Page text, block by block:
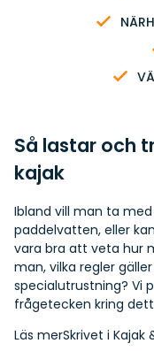
Så lastar och
kajak
Ibland vill man ta
paddelvatten, eller
vara bra att veta hur
man, vilka regler
specialutrustning? Vi
frågetecken kring
Läs merSkrivet i Kajak